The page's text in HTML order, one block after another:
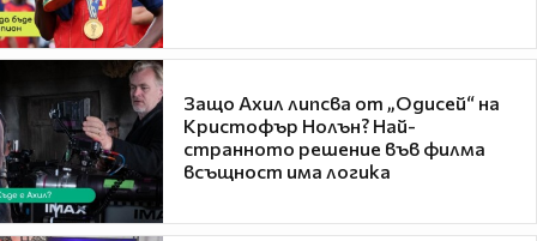
Защо Ахил липсва от „Одисей“ на
Кристофър Нолън? Най-
странното решение във филма
всъщност има логика